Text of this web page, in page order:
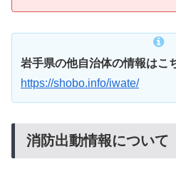
岩手県の他自治体の情報はこ
https://shobo.info/iwate/
消防出動情報について